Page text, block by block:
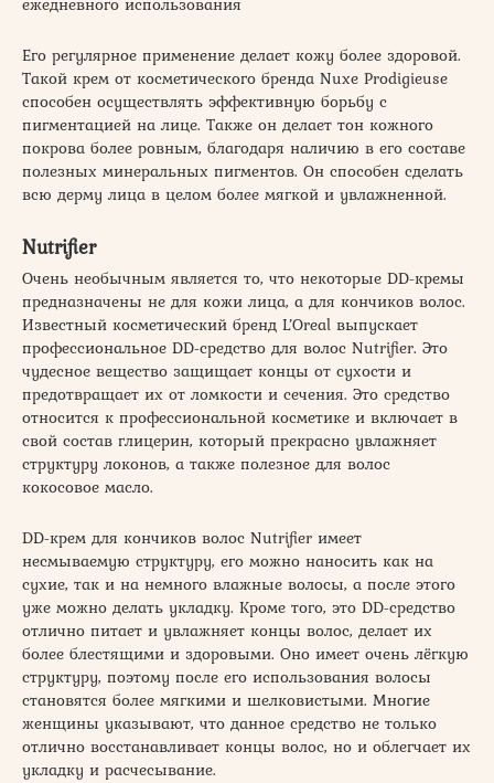
Его регулярное применение делает кожу более здоровой.
Такой крем от косметического бренда Nuxe Prodigieuse
способен осуществлять эффективную борьбу с
пигментацией на лице. Также он делает тон кожного
покрова более ровным, благодаря наличию в его составе
полезных минеральных пигментов. Он способен сделать
всю дерму лица в целом более мягкой и увлажненной.
Nutrifier
Очень необычным является то, что некоторые DD-кремы
предназначены не для кожи лица, а для кончиков волос.
Известный косметический бренд L’Oreal выпускает
профессиональное DD-средство для волос Nutrifier. Это
чудесное вещество защищает концы от сухости и
предотвращает их от ломкости и сечения. Это средство
относится к профессиональной косметике и включает в
свой состав глицерин, который прекрасно увлажняет
структуру локонов, а также полезное для волос
кокосовое масло.
DD-крем для кончиков волос Nutrifier имеет
несмываемую структуру, его можно наносить как на
сухие, так и на немного влажные волосы, а после этого
уже можно делать укладку. Кроме того, это DD-средство
отлично питает и увлажняет концы волос, делает их
более блестящими и здоровыми. Оно имеет очень лёгкую
структуру, поэтому после его использования волосы
становятся более мягкими и шелковистыми. Многие
женщины указывают, что данное средство не только
отлично восстанавливает концы волос, но и облегчает их
укладку и расчесывание.